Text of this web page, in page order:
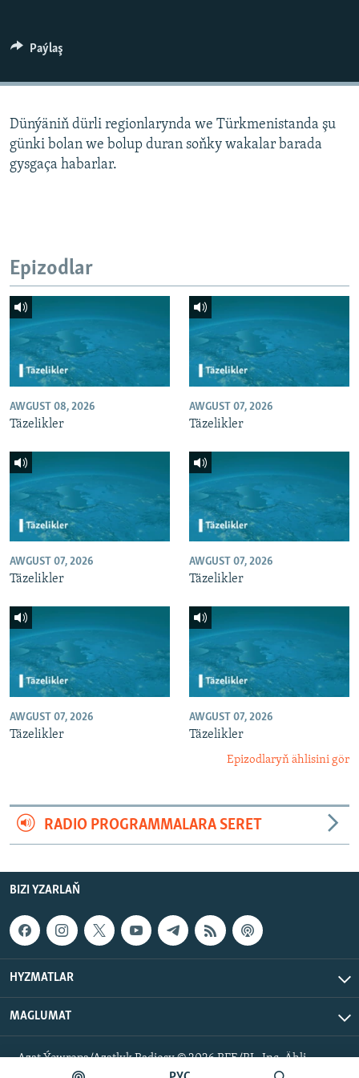
Paýlaş
Dünýäniň dürli regionlarynda we Türkmenistanda şu
günki bolan we bolup duran soňky wakalar barada
gysgaça habarlar.
Epizodlar
AWGUST 08, 2026
Täzelikler
AWGUST 07, 2026
Täzelikler
AWGUST 07, 2026
Täzelikler
AWGUST 07, 2026
Täzelikler
AWGUST 07, 2026
Täzelikler
AWGUST 07, 2026
Täzelikler
Epizodlaryň ählisini gör
RADIO PROGRAMMALARA SERET
BIZI YZARLAŇ
HYZMATLAR
MAGLUMAT
Azat Ýewropa/Azatlyk Radiosy © 2026 RFE/RL, Inc. Ähli
hukuklar goralan.